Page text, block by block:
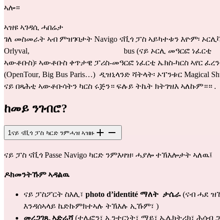
ኣሎ።
ኣዝዩ ኣገዳሲ ሓበሬታ
Orlyval,                                                bus (ናይ ኦርሊ መዓርፎ ነፈርቲ
ኣውቶቡስ)፡ ኣውቶቡስ ቀጥታዊ ፓሪስ-መዓርፎ ነፈርቲ ኤክስ-ካርስ ኣየር
(OpenTour, Big Bus Paris…)  ዲዝኒላንድ ሻትላት፡ ኦፐንቱር Magical
ናይ በጻሕቲ ኣውቶቡሳትን ካርስ ሩጅን። ፍሉይ ትኬት ክትገዝእ ኣለኩም።። .
ከመይ ንገብሮ?
1 ናይ ናቪጎ ፓስ ካርድ ንምሓዝ ኣዝዙ
ናይ ፓስ ናቪጎ Passe Navigo ካርድ ንምእዛዝ፡ ሓያሎ ተኽእሎታት ኣለዉ፤
ዶክመንትኹም ኣዳልዉ
ናይ ፓስፖርት ስእሊ፣ photo d’identité ማለት  ታሴራ (ናብ ሓደ
እንዳሰኣላይ ኬድኩምክተኣሉ ትኽእሉ ኢኹም፣ )
መረጋገጺ ኣድራሻ (ተሌፎን፣ ኢንተርነት፣ ማይ፣ ኤሌክትሪክ፣ ሕሳብ